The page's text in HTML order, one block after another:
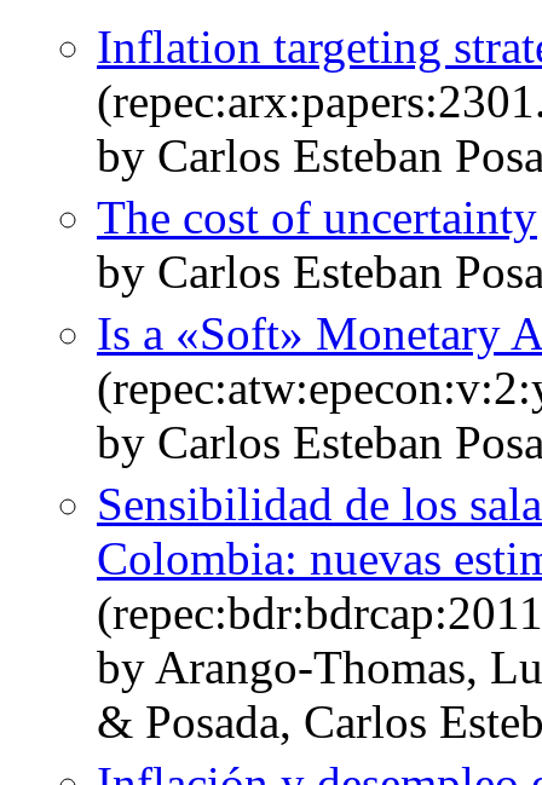
Inflation targeting
by Carlos Esteban
The cost of uncertainty
by Carlos Esteban
Is a «Soft» Monetary
by Carlos Esteban
Sensibilidad de los
Colombia: nuevas
by Arango-Thomas,
& Posada, Carlos